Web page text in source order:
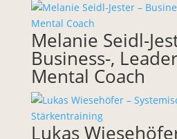
Melanie Seidl-
Business-,
Mental Coach
Lukas